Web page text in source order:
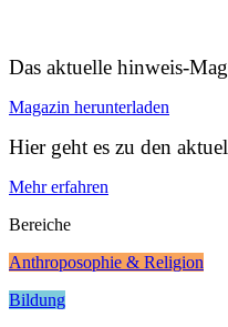
Das aktuelle hinweis-
Magazin herunterladen
Hier geht es zu den
Mehr erfahren
Bereiche
Anthroposophie & Religion
Bildung